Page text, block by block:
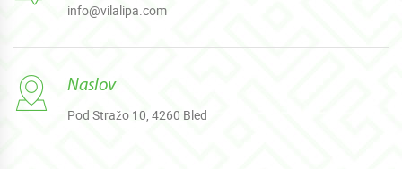
info@vilalipa.com
Naslov
Pod Stražo 10, 4260 Bled